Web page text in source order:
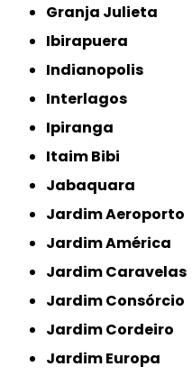
Granja Julieta
Ibirapuera
Indianopolis
Interlagos
Ipiranga
Itaim Bibi
Jabaquara
Jardim Aeroporto
Jardim América
Jardim Caravelas
Jardim Consórcio
Jardim Cordeiro
Jardim Europa